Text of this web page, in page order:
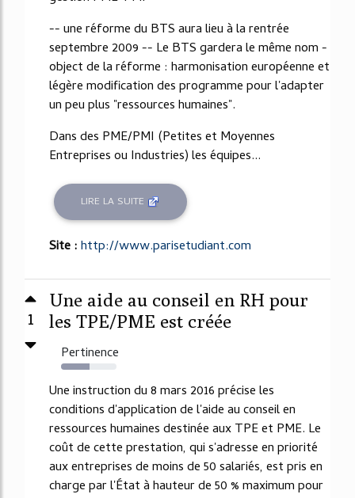
-- une réforme du BTS aura lieu à la rentrée
septembre 2009 -- Le BTS gardera le même nom -
object de la réforme : harmonisation européenne et
légère modification des programme pour l'adapter
un peu plus "ressources humaines".
Dans des PME/PMI (Petites et Moyennes
Entreprises ou Industries) les équipes...
LIRE LA SUITE
Site :http://www.parisetudiant.com
1
Une aide au conseil en RH pour
les TPE/PME est créée
Pertinence
52%
Une instruction du 8 mars 2016 précise les
conditions d'application de l'aide au conseil en
ressources humaines destinée aux TPE et PME. Le
coût de cette prestation, qui s'adresse en priorité
aux entreprises de moins de 50 salariés, est pris en
charge par l'État à hauteur de 50 % maximum pour